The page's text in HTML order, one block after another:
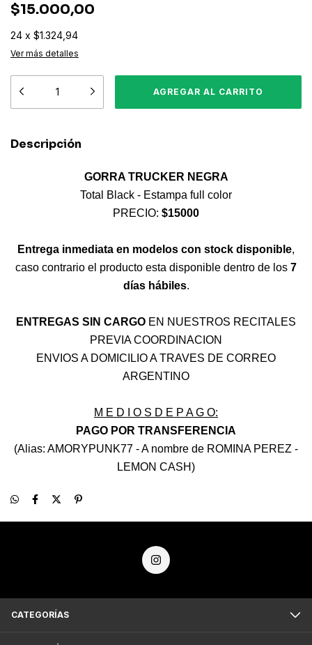
$15.000,00
24 x $1.324,94
Ver más detalles
Descripción
GORRA TRUCKER NEGRA
Total Black - Estampa full color
PRECIO: $15000
Entrega inmediata en modelos con stock disponible,
caso contrario el producto esta disponible dentro de los 7
días hábiles.
ENTREGAS SIN CARGO EN NUESTROS RECITALES
PREVIA COORDINACION
ENVIOS A DOMICILIO A TRAVES DE CORREO
ARGENTINO
M E D I O S D E P A G O:
PAGO POR TRANSFERENCIA
(Alias: AMORYPUNK77 - A nombre de ROMINA PEREZ -
LEMON CASH)
CATEGORÍAS